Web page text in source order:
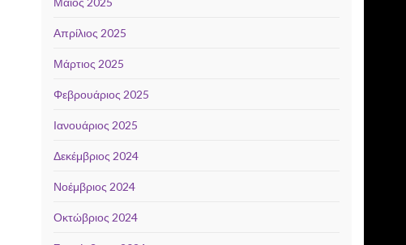
Απρίλιος 2025
Μάρτιος 2025
Φεβρουάριος 2025
Ιανουάριος 2025
Δεκέμβριος 2024
Νοέμβριος 2024
Οκτώβριος 2024